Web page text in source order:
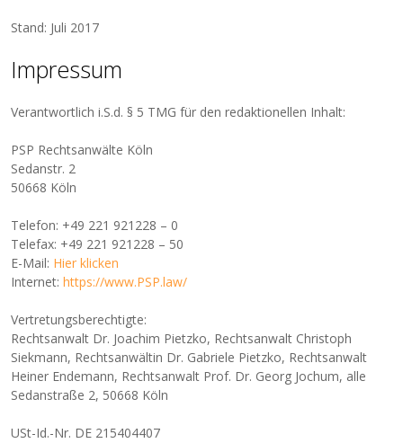
Stand: Juli 2017
Impressum
Verantwortlich i.S.d. § 5 TMG für den redaktionellen Inhalt:
PSP Rechtsanwälte Köln
Sedanstr. 2
50668 Köln
Telefon: +49 221 921228 – 0
Telefax: +49 221 921228 – 50
E-Mail: Hier klicken
Internet:https://www.PSP.law/
Vertretungsberechtigte:
Rechtsanwalt Dr. Joachim Pietzko, Rechtsanwalt Christoph
Siekmann, Rechtsanwältin Dr. Gabriele Pietzko, Rechtsanwalt
Heiner Endemann, Rechtsanwalt Prof. Dr. Georg Jochum, alle
Sedanstraße 2, 50668 Köln
USt-Id.-Nr. DE 215404407